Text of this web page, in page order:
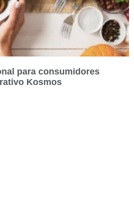
para consumidores
Kosmos